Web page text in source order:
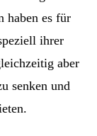
haben es für
ihrer
aber
senken und